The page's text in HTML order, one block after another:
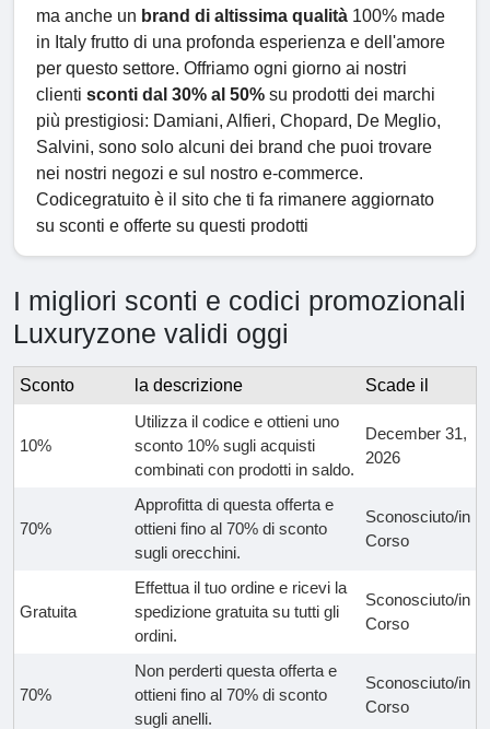
ma anche un brand di altissima qualità 100% made
in Italy frutto di una profonda esperienza e dell'amore
per questo settore. Offriamo ogni giorno ai nostri
clienti sconti dal 30% al 50% su prodotti dei marchi
più prestigiosi: Damiani, Alfieri, Chopard, De Meglio,
Salvini, sono solo alcuni dei brand che puoi trovare
nei nostri negozi e sul nostro e-commerce.
Codicegratuito è il sito che ti fa rimanere aggiornato
su sconti e offerte su questi prodotti
I migliori sconti e codici promozionali
Luxuryzone validi oggi
Sconto la descrizione Scade il
10%
Utilizza il codice e ottieni uno
sconto 10% sugli acquisti
combinati con prodotti in saldo.
December 31,
2026
70%
Approfitta di questa offerta e
ottieni fino al 70% di sconto
sugli orecchini.
Sconosciuto/in
Corso
Gratuita
Effettua il tuo ordine e ricevi la
spedizione gratuita su tutti gli
ordini.
Sconosciuto/in
Corso
70%
Non perderti questa offerta e
ottieni fino al 70% di sconto
sugli anelli.
Sconosciuto/in
Corso